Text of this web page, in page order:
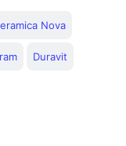
Nova
Duravit